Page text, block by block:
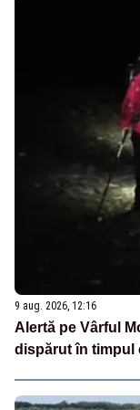
9 aug. 2026, 12:16
Alertă pe Vârful
dispărut în timpul